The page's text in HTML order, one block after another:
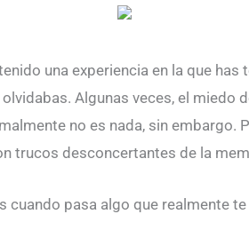
una experiencia en la que
Algunas veces, el miedo
no es nada, sin embargo.
trucos desconcertantes de la
cuando pasa algo que realmente